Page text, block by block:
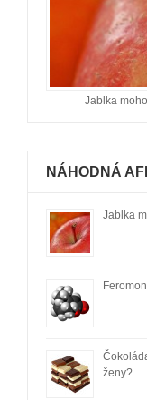
Jablka
NÁHODNÁ
Jablka
ženy?